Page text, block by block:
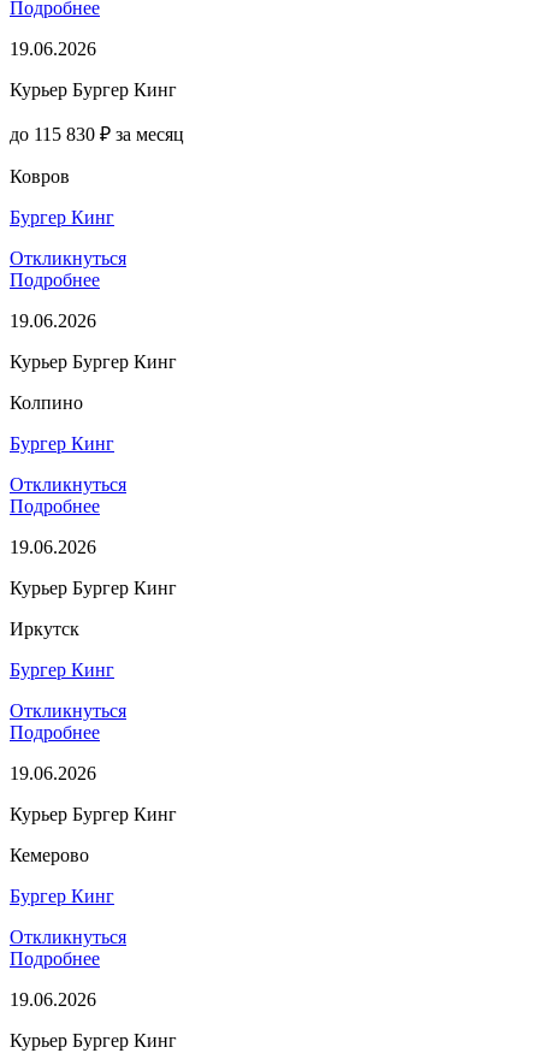
Подробнее
19.06.2026
Курьер Бургер Кинг
до 115 830 ₽ за месяц
Ковров
Бургер Кинг
Откликнуться
Подробнее
19.06.2026
Курьер Бургер Кинг
Колпино
Бургер Кинг
Откликнуться
Подробнее
19.06.2026
Курьер Бургер Кинг
Иркутск
Бургер Кинг
Откликнуться
Подробнее
19.06.2026
Курьер Бургер Кинг
Кемерово
Бургер Кинг
Откликнуться
Подробнее
19.06.2026
Курьер Бургер Кинг